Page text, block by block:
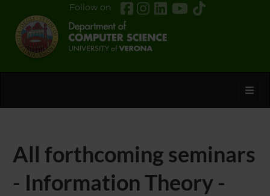
Follow on
All forthcoming seminars
- Information Theory -